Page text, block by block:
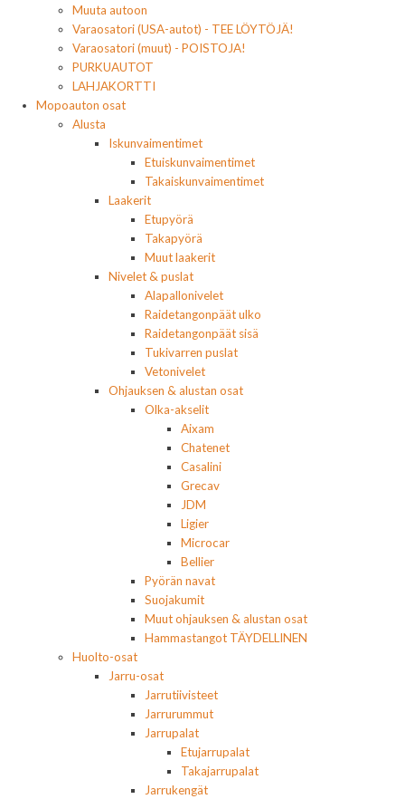
Muuta autoon
Varaosatori (USA-autot) - TEE LÖYTÖJÄ!
Varaosatori (muut) - POISTOJA!
PURKUAUTOT
LAHJAKORTTI
Mopoauton osat
Alusta
Iskunvaimentimet
Etuiskunvaimentimet
Takaiskunvaimentimet
Laakerit
Etupyörä
Takapyörä
Muut laakerit
Nivelet & puslat
Alapallonivelet
Raidetangonpäät ulko
Raidetangonpäät sisä
Tukivarren puslat
Vetonivelet
Ohjauksen & alustan osat
Olka-akselit
Aixam
Chatenet
Casalini
Grecav
JDM
Ligier
Microcar
Bellier
Pyörän navat
Suojakumit
Muut ohjauksen & alustan osat
Hammastangot TÄYDELLINEN
Huolto-osat
Jarru-osat
Jarrutiivisteet
Jarrurummut
Jarrupalat
Etujarrupalat
Takajarrupalat
Jarrukengät